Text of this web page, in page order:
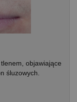
objawiające
śluzowych.